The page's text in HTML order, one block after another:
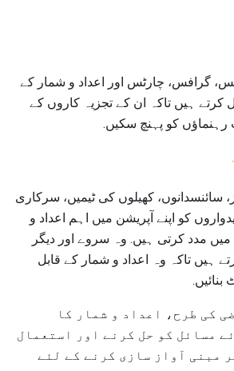
گرافس، چارٹس اور اعداد و شمار کے
کرتے ہیں تاکہ ان کے تجزیہ کاروں کے
رہنماؤں کو پہنچ سکیں.
سائنسدانوں، کھیلوں کی ٹیمیں، سرکاری
کو اپنے آپریشن میں اہم اعداد و
مدد کرتی ہیں. وہ سروے اور دیگر
ہیں تاکہ وہ اعداد و شمار کے قابل
کی طرح، اعداد و شمار کا
مسائل کو حل کرنے اور استعمال
مبنی آواز سازی کرنے کے لئے